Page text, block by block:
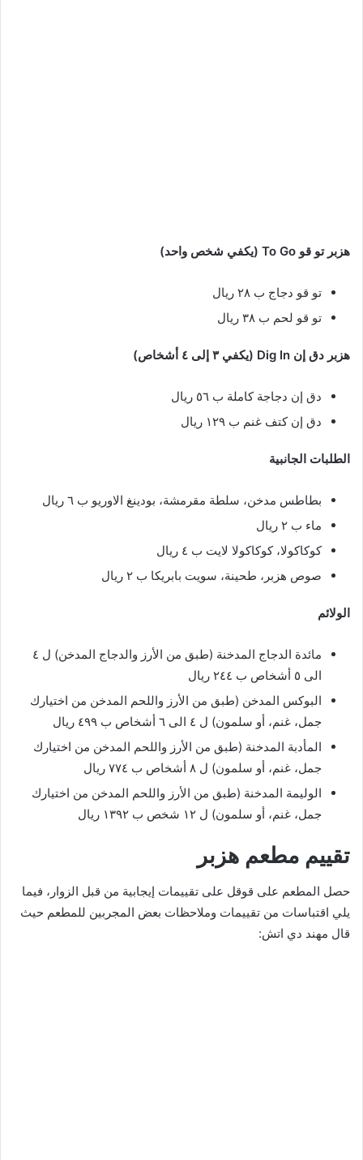
هزبر تو قو To Go (يكفي شخص واحد)
تو قو دجاج ب ٢٨ ريال
تو قو لحم ب ٣٨ ريال
هزبر دق إن Dig In (يكفي ٣ إلى ٤ أشخاص)
دق إن دجاجة كاملة ب ٥٦ ريال
دق إن كتف غنم ب ١٢٩ ريال
الطلبات الجانبية
بطاطس مدخن، سلطة مقرمشة، بودينغ الاوريو ب ٦ ريال
ماء ب ٢ ريال
كوكاكولا، كوكاكولا لايت ب ٤ ريال
صوص هزبر، طحينة، سويت بابريكا ب ٢ ريال
الولائم
مائدة الدجاج المدخنة (طبق من الأرز والدجاج المدخن) ل ٤
الى ٥ أشخاص ب ٢٤٤ ريال
البوكس المدخن (طبق من الأرز واللحم المدخن من اختيارك
جمل، غنم، أو سلمون) ل ٤ الى ٦ أشخاص ب ٤٩٩ ريال
المأدبة المدخنة (طبق من الأرز واللحم المدخن من اختيارك
جمل، غنم، أو سلمون) ل ٨ أشخاص ب ٧٧٤ ريال
الوليمة المدخنة (طبق من الأرز واللحم المدخن من اختيارك
جمل، غنم، أو سلمون) ل ١٢ شخص ب ١٣٩٢ ريال
تقييم مطعم هزبر
حصل المطعم على قوقل على تقييمات إيجابية من قبل الزوار، فيما
يلي اقتباسات من تقييمات وملاحظات بعض المجربين للمطعم حيث
قال مهند دي اتش: